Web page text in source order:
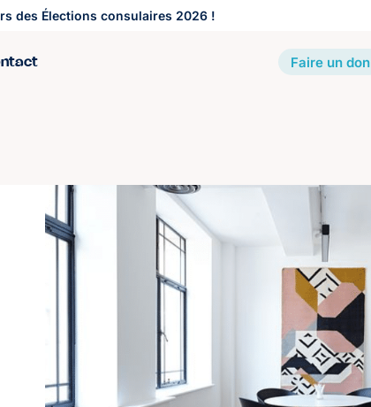
des Élections consulaires 2026 !
Faire un don